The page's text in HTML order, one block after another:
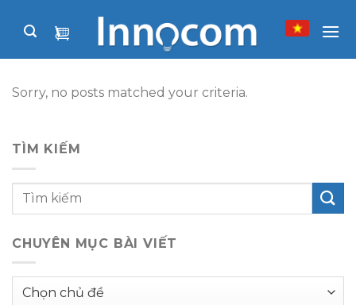
Sorry, no posts matched your criteria.
TÌM KIẾM
CHUYÊN MỤC BÀI VIẾT
Chuyên